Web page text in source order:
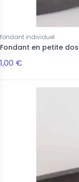
fondant individuel
Fondant en petite
1,00 €